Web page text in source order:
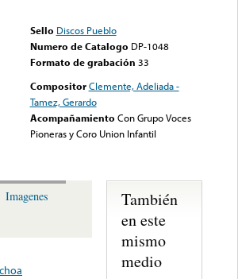
Sello Discos Pueblo
Numero de Catalogo DP-1048
Formato de grabación 33
Compositor Clemente, Adeliada -
Tamez, Gerardo
Acompañamiento Con Grupo Voces
Pioneras y Coro Union Infantil
Imagenes
También
en este
mismo
medio